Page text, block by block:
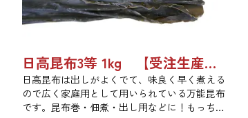
日高昆布3等 1kg 【受注生産品】03070054
日高昆布は出しがよくでて、味良く早く煮える
ので広く家庭用として用いられている万能昆布
です。昆布巻・佃煮・出し用などに！もっちり